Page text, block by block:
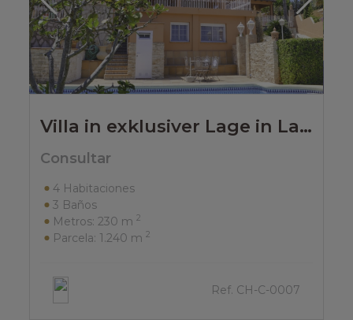
Villa in exklusiver Lage in Las Rotas mit Meerblick.
Consultar
4 Habitaciones
3 Baños
Metros: 230 m 2
Parcela: 1.240 m 2
Ref. CH-C-0007